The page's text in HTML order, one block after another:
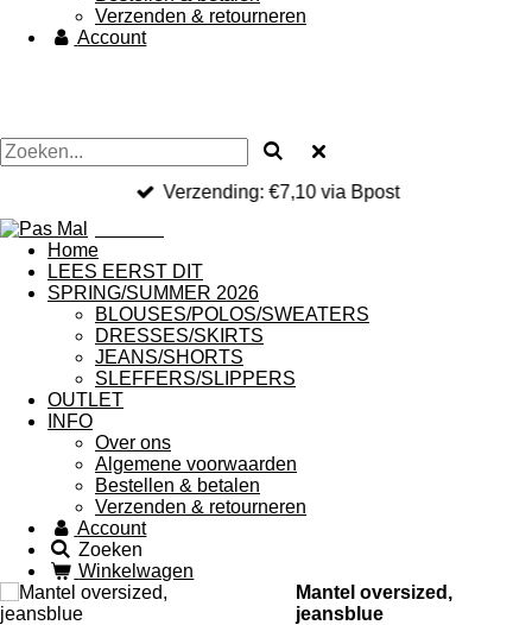
Verzenden & retourneren
Account
Verzending: €7,10 via Bpost
Home
LEES EERST DIT
SPRING/SUMMER 2026
BLOUSES/POLOS/SWEATERS
DRESSES/SKIRTS
JEANS/SHORTS
SLEFFERS/SLIPPERS
OUTLET
INFO
Over ons
Algemene voorwaarden
Bestellen & betalen
Verzenden & retourneren
Account
Zoeken
Winkelwagen
Mantel oversized,
jeansblue